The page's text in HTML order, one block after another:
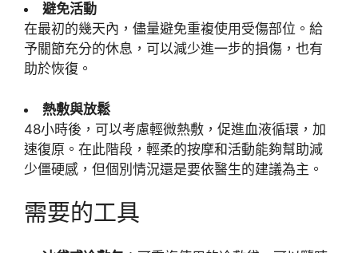
避免活動
在最初的幾天內，儘量避免重複使用受傷部位。給
予關節充分的休息，可以減少進一步的損傷，也有
助於恢復。
熱敷與放鬆
48小時後，可以考慮輕微熱敷，促進血液循環，加
速復原。在此階段，輕柔的按摩和活動能夠幫助減
少僵硬感，但個別情況還是要依醫生的建議為主。
需要的工具